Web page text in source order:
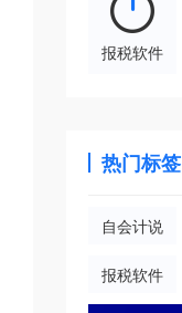
报税软件
热门标签
自会计说
报税软件